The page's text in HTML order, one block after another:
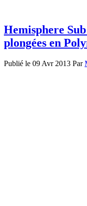
Hemisphere
plongées en
Publié le 09 Avr 2013 Par